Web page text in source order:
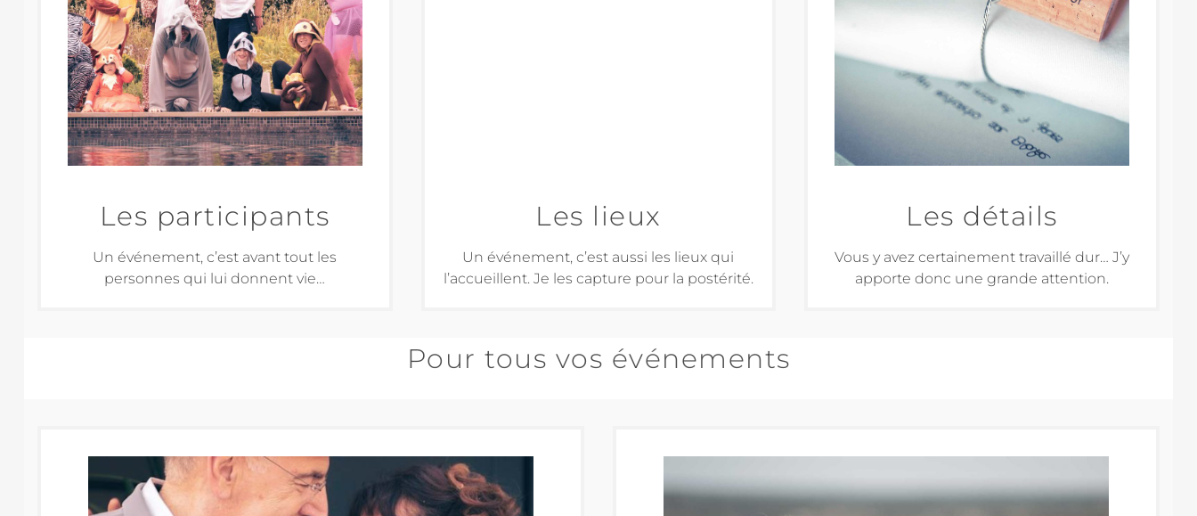
Les participants
Un événement, c’est avant tout les
personnes qui lui donnent vie…
Les lieux
Un événement, c’est aussi les lieux qui
l’accueillent. Je les capture pour la postérité.
Les détails
Vous y avez certainement travaillé dur… J’y
apporte donc une grande attention.
Pour tous vos événements